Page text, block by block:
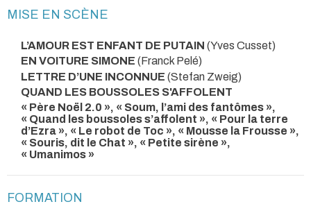
MISE EN SCÈNE
L’AMOUR EST ENFANT DE PUTAIN (Yves Cusset)
EN VOITURE SIMONE (Franck Pelé)
LETTRE D’UNE INCONNUE (Stefan Zweig)
QUAND LES BOUSSOLES S'AFFOLENT
« Père Noël 2.0 », « Soum, l’ami des fantômes »,
« Quand les boussoles s’affolent », « Pour la terre
d’Ezra », « Le robot de Toc », « Mousse la Frousse »,
« Souris, dit le Chat », « Petite sirène »,
« Umanimos »
FORMATION